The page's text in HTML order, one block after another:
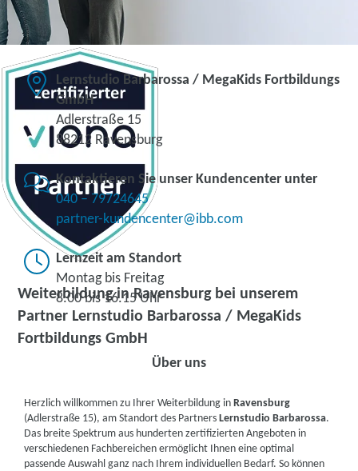
Weiterbildung in Ravensburg bei unserem
Partner Lernstudio Barbarossa / MegaKids
Fortbildungs GmbH
Lernstudio Barbarossa / MegaKids Fortbildungs
GmbH
Adlerstraße 15
88212 Ravensburg
Kontaktieren Sie unser Kundencenter unter
040 – 79724645
partner-kundencenter@ibb.com
Lernzeit am Standort
Montag bis Freitag
8.00 bis 16.15 Uhr
Über uns
Herzlich willkommen zu Ihrer Weiterbildung inRavensburg
(Adlerstraße 15), am Standort des PartnersLernstudio Barbarossa.
Das breite Spektrum aus hunderten zertifizierten Angeboten in
verschiedenen Fachbereichen ermöglicht Ihnen eine optimal
passende Auswahl ganz nach Ihrem individuellen Bedarf. So können